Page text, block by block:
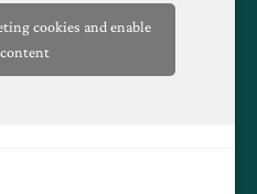
cookies and enable